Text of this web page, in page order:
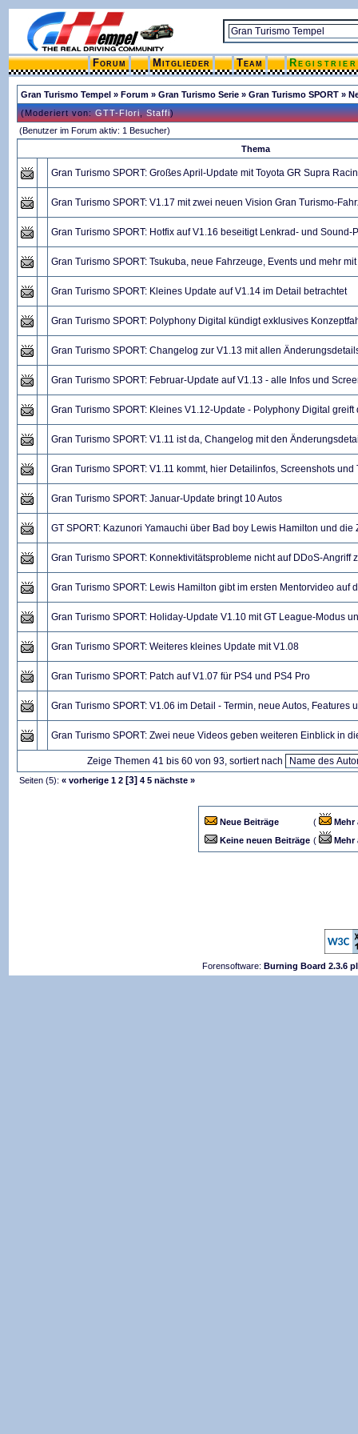
Forum Mitglieder Team
Gran Turismo Tempel » Forum » Gran Turismo Serie » Gran Turismo SPORT »
(Moderiert von:GTT-Flori,Staffi)
(Benutzer im Forum aktiv: 1 Besucher)
Thema
Gran Turismo SPORT: Großes April-Update mit Toyota GR Supra
Gran Turismo SPORT: V1.17 mit zwei neuen Vision Gran Turismo-
Gran Turismo SPORT: Hotfix auf V1.16 beseitigt Lenkrad- und Sound-
Gran Turismo SPORT: Tsukuba, neue Fahrzeuge, Events und mehr
Gran Turismo SPORT: Kleines Update auf V1.14 im Detail betrachtet
Gran Turismo SPORT: Polyphony Digital kündigt exklusives
Gran Turismo SPORT: Changelog zur V1.13 mit allen
Gran Turismo SPORT: Februar-Update auf V1.13 - alle Infos und
Gran Turismo SPORT: Kleines V1.12-Update - Polyphony Digital greift
Gran Turismo SPORT: V1.11 ist da, Changelog mit den
Gran Turismo SPORT: V1.11 kommt, hier Detailinfos, Screenshots und
Gran Turismo SPORT: Januar-Update bringt 10 Autos
GT SPORT: Kazunori Yamauchi über Bad boy Lewis Hamilton und die
Gran Turismo SPORT: Konnektivitätsprobleme nicht auf DDoS-Angriff
Gran Turismo SPORT: Lewis Hamilton gibt im ersten Mentorvideo auf
Gran Turismo SPORT: Holiday-Update V1.10 mit GT League-Modus
Gran Turismo SPORT: Weiteres kleines Update mit V1.08
Gran Turismo SPORT: Patch auf V1.07 für PS4 und PS4 Pro
Gran Turismo SPORT: V1.06 im Detail - Termin, neue Autos, Features
Gran Turismo SPORT: Zwei neue Videos geben weiteren Einblick in
Zeige Themen 41 bis 60 von 93, sortiert nach
Seiten (5): « vorherige 1 2 [3] 4 5 nächste »
Neue Beiträge (
Mehr
Keine neuen Beiträge ( Mehr
Forensoftware: Burning Board 2.3.6